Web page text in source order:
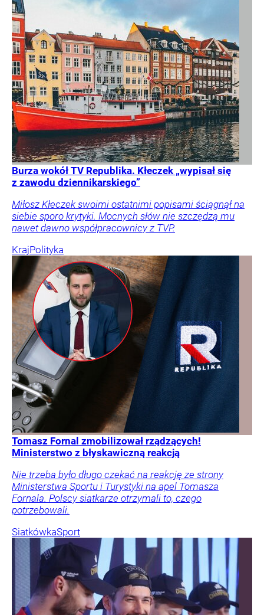
Burza wokół TV Republika. Kłeczek „wypisał się
z zawodu dziennikarskiego”
Miłosz Kłeczek swoimi ostatnimi popisami ściągnął na
siebie sporo krytyki. Mocnych słów nie szczędzą mu
nawet dawno współpracownicy z TVP.
KrajPolityka
Tomasz Fornal zmobilizował rządzących!
Ministerstwo z błyskawiczną reakcją
Nie trzeba było długo czekać na reakcję ze strony
Ministerstwa Sportu i Turystyki na apel Tomasza
Fornala. Polscy siatkarze otrzymali to, czego
potrzebowali.
SiatkówkaSport